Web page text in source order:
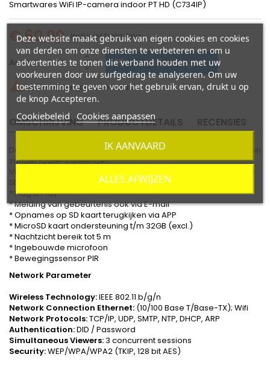
Smartwares WiFi IP-camera indoor PT HD (C734IP)
€ 60,00 Inclusief belasting
Aantal  In winkelwagen
Laatste items in voorraad
OMSCHRIJVING PRODUCTDETAILS RECENSIES
Deze 720P HD camera heeft eenvoudige plug & play instellingen
zonder router instellingen.
Via de APP kunt u overal en altijd live beelden opnames van de
SD-kaart terugkijken.
* Plug & Play
* Melding van gebeurtenis ook via E-mail
* Opnames op SD kaart terugkijken via APP
* MicroSD kaart ondersteuning t/m 32GB (excl.)
* Nachtzicht bereik tot 5 m
* Ingebouwde microfoon
* Bewegingssensor PIR
Network Parameter
Wireless Technology:IEEE 802.11 b/g/n
Network Connection Ethernet: (10/100 Base T/Base-TX); Wifi
Network Protocols:TCP/IP, UDP, SMTP, NTP, DHCP, ARP
Authentication:DID / Password
Simultaneous Viewers:3 concurrent sessions
Security:WEP/WPA/WPA2 (TKIP, 128 bit AES)
Deze website maakt gebruik van eigen cookies en cookies
van derden om onze diensten te verbeteren en om u
advertenties te tonen die verband houden met uw
voorkeuren door uw surfgedrag te analyseren. Om uw
toestemming te geven voor het gebruik ervan, drukt u op
de knop Accepteren.
Cookiebeleid Cookies aanpassen
ALLES AFWIJZEN
IK AANVAARD